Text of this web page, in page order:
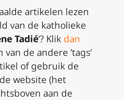
artikelen lezen
van de katholieke
Tadié‘? Klik dan
de andere ’tags’
of gebruik de
website (het
aan de